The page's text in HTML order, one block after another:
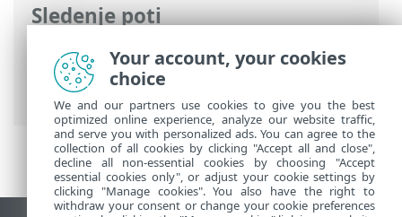
Sledenje poti
Spletna pomoč družbe ESET>ESET
Mobile Security>
Delo s programom ESET
Mobile Security > Varnostno poročilo
Your account, your cookies
choice
We and our partners use cookies to give you the best
optimized online experience, analyze our website traffic,
and serve you with personalized ads. You can agree to the
collection of all cookies by clicking "Accept all and close",
decline all non-essential cookies by choosing "Accept
essential cookies only", or adjust your cookie settings by
clicking "Manage cookies". You also have the right to
withdraw your consent or change your cookie preferences